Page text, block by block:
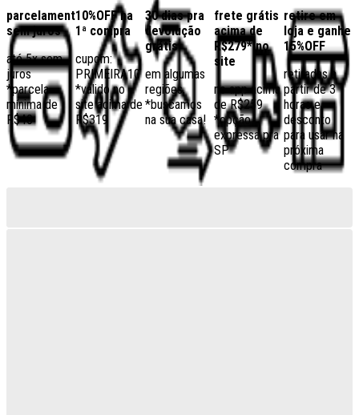
parcelamento
sem juros
até 5x sem
juros
*parcela
mínima de
R$40
10%OFF na
1ª compra
cupom:
PRIMEIRA10
*válido no
site acima de
R$319
30 dias pra
devolução
grátis
em algumas
regiões,
*buscamos
na sua casa!
frete grátis
acima de
R$279* no
site
no app acima
de R$259
*opção
expressa pra
SP
retire em
loja e ganhe
15%OFF
retiradas a
partir de 3
horas e
desconto
para usar na
próxima
compra